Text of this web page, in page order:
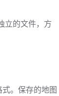
立的文件，方
。保存的地图